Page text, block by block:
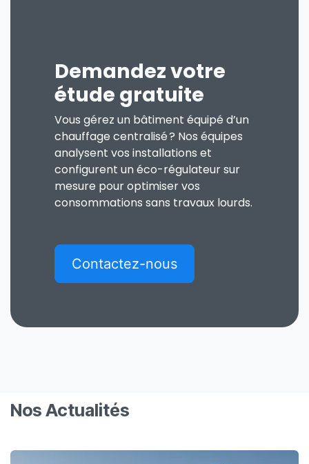
Demandez votre
étude gratuite
Vous gérez un bâtiment équipé d’un
chauffage centralisé ? Nos équipes
analysent vos installations et
configurent un éco-régulateur sur
mesure pour optimiser vos
consommations sans travaux lourds.
Contactez-nous
Nos Actualités